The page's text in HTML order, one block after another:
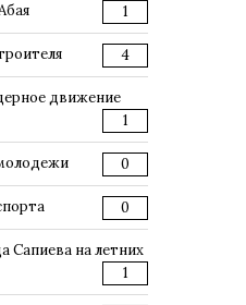
1
4
движение
1
0
0
Сапиева на летних
1